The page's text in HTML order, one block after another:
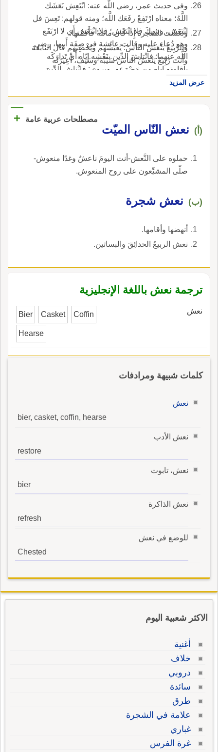
وفي حديث عمر، رضي اللّه عنه: انْتَعِش نَعَشَك
اللَّهُ؛ معناه ارْتَفِعْ رفَعَك اللَّه؛ ومنه قولهم: تَعِسَ فل
انْتَعَش، وشِيكَ فلا انْتَقَش؛ فلا انْتَعَش أَي لا ارْتَفَع
وهو دُعاء عليه وقالت عائشة في صِفَة أَبيها، رضي
اللَّه عنهما: فانْتاشَ الدِّين بنَعْشِه إِيّاه أَي تَدارَكَه
بإِقامته إِياه من مَصْرَعِه، ويروى: فانْتاش الدِّينَ
فَنَعَشَه، بالفاء على أَنه فِعْل وفي حديث جابر:
فانْطَلَقْن به نَنْعَشُه أَي نُنْهِضه ونُقَوّي جأْشَه.
ونَعَشْت الشجرةَ إِذا كان مائلةً فأَقَمْتها.
والرَّبِيعُ يَنْعَشُ الناسَ: يُعيشُهم ويُخْصِبهم قال النابغة
وأَنتَ رَبِيعٌ يَنْعَشُ الناسَ سَيْبُه وسَيفٌ، أَْعِيرَتْه
المَنِيّةُ، قاطع.
عرض المزيد
مصطلحات عربية عامة +
(أ) نعش النّاس الميّت
حملوه على النَّعش-أنت اليومَ ناعشٌ وغدًا منعوش-
صلّى المشيِّعون على روح المنعوش.
(ب) نعش شجرة
أنهضها وأقامها.
نعش الربيعُ الحدائِقَ والبساتين.
ترجمة نعش باللغة الإنجليزية
نعش Bier Casket Coffin
Hearse
كلمات شبيهة ومرادفات
نعش
bier, casket, coffin, hearse
نعش الأدب
restore
نعش، تابوت
bier
نعش الذاكرة
refresh
للوضع في نعش
Chested
الاكثر شعبية اليوم
أغنية
خلاف
دروبي
سائدة
طرق
علامة في الشجرة
غباري
غرة الفرس